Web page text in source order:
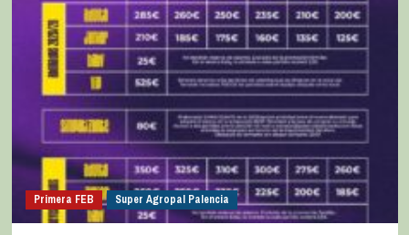
Primera FEB Super Agropal Palencia